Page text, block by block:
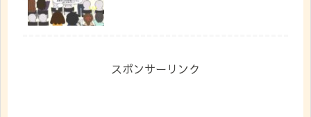
スポンサーリンク